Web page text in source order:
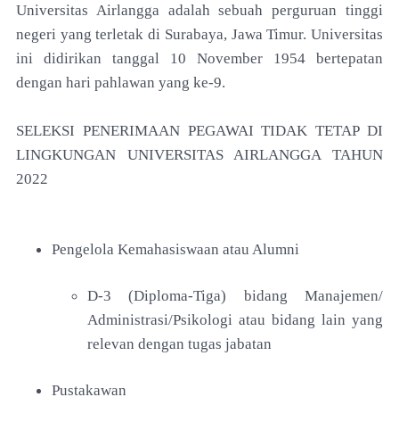
Universitas Airlangga adalah sebuah perguruan tinggi
negeri yang terletak di Surabaya, Jawa Timur. Universitas
ini didirikan tanggal 10 November 1954 bertepatan
dengan hari pahlawan yang ke-9.
SELEKSI PENERIMAAN PEGAWAI TIDAK TETAP DI
LINGKUNGAN UNIVERSITAS AIRLANGGA TAHUN
2022
Pengelola Kemahasiswaan atau Alumni
D-3 (Diploma-Tiga) bidang Manajemen/
Administrasi/Psikologi atau bidang lain yang
relevan dengan tugas jabatan
Pustakawan